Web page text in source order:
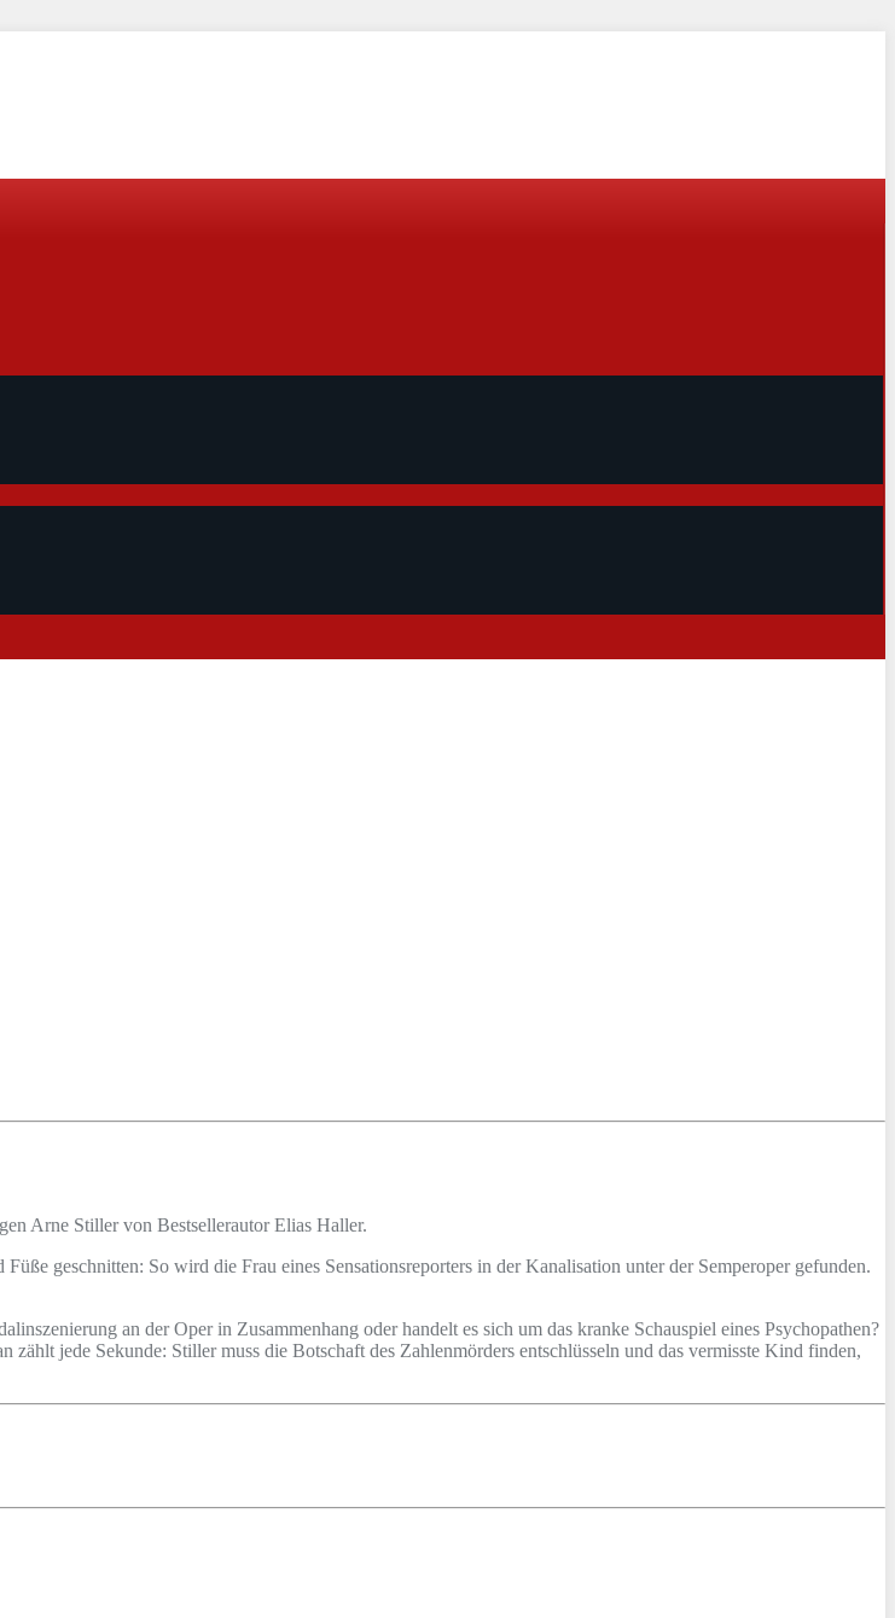
Arne Stiller von Bestsellerautor Elias Haller.
geschnitten: So wird die Frau eines Sensationsreporters in der Kanalisation unter der Semperoper gefunden.
an der Oper in Zusammenhang oder handelt es sich um das kranke Schauspiel eines Psychopathen?
jede Sekunde: Stiller muss die Botschaft des Zahlenmörders entschlüsseln und das vermisste Kind finden,